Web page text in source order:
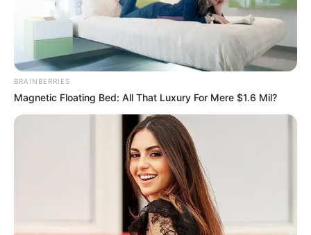
BRAINBERRIES
Magnetic Floating Bed: All That Luxury For Mere $1.6 Mil?